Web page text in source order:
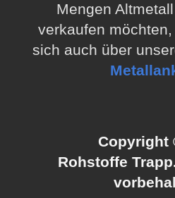
Mengen
verkaufen
sich auch über
Copyright ©
Rohstoffe